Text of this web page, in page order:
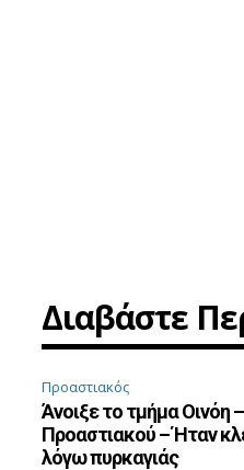
Διαβάστε
Προαστιακός
Άνοιξε το τμήμα Οινόη
Προαστιακού – Ήταν
λόγω πυρκαγιάς